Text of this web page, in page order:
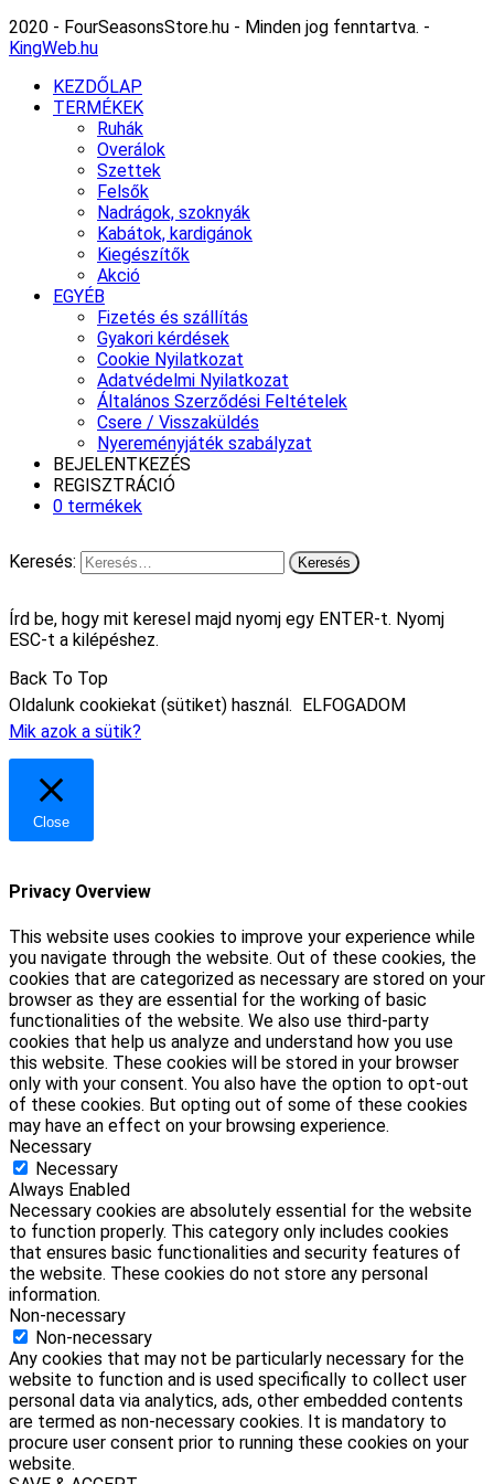
2020 - FourSeasonsStore.hu - Minden jog fenntartva. -
KingWeb.hu
KEZDŐLAP
TERMÉKEK
Ruhák
Overálok
Szettek
Felsők
Nadrágok, szoknyák
Kabátok, kardigánok
Kiegészítők
Akció
EGYÉB
Fizetés és szállítás
Gyakori kérdések
Cookie Nyilatkozat
Adatvédelmi Nyilatkozat
Általános Szerződési Feltételek
Csere / Visszaküldés
Nyereményjáték szabályzat
BEJELENTKEZÉS
REGISZTRÁCIÓ
0 termékek
Keresés:
Írd be, hogy mit keresel majd nyomj egy ENTER-t. Nyomj
ESC-t a kilépéshez.
Back To Top
Oldalunk cookiekat (sütiket) használ.
ELFOGADOM
Mik azok a sütik?
Close
Privacy Overview
This website uses cookies to improve your experience while
you navigate through the website. Out of these cookies, the
cookies that are categorized as necessary are stored on your
browser as they are essential for the working of basic
functionalities of the website. We also use third-party
cookies that help us analyze and understand how you use
this website. These cookies will be stored in your browser
only with your consent. You also have the option to opt-out
of these cookies. But opting out of some of these cookies
may have an effect on your browsing experience.
Necessary
Necessary
Always Enabled
Necessary cookies are absolutely essential for the website
to function properly. This category only includes cookies
that ensures basic functionalities and security features of
the website. These cookies do not store any personal
information.
Non-necessary
Non-necessary
Any cookies that may not be particularly necessary for the
website to function and is used specifically to collect user
personal data via analytics, ads, other embedded contents
are termed as non-necessary cookies. It is mandatory to
procure user consent prior to running these cookies on your
website.